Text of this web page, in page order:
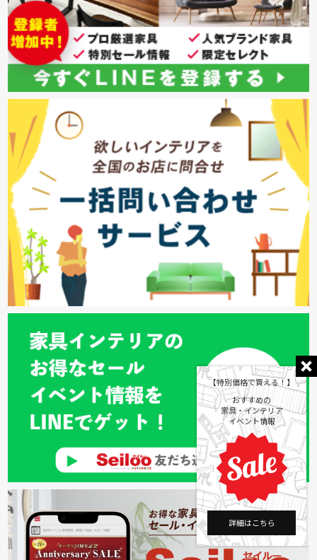
【特別価格で買える！】
おすすめの
家具・インテリア
イベント情報
詳細はこちら